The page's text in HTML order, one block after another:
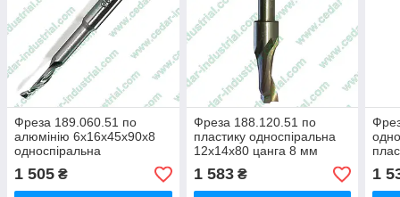
Фреза 189.060.51 по
алюмінію 6х16х45х90х8
односпіральна
1 505 ₴
Фреза 188.120.51 по
пластику односпіральна
12х14х80 цанга 8 мм
1 583₴ 1